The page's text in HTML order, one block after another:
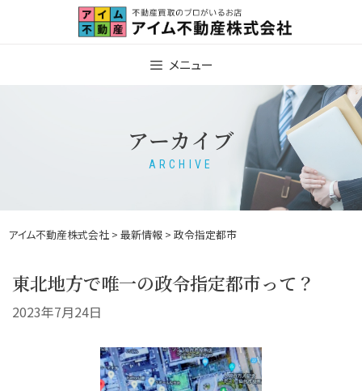
メニュー
アーカイブ
ARCHIVE
アイム不動産株式会社 > 最新情報 > 政令指定都市
東北地方で唯一の政令指定都市って？
2023年7月24日